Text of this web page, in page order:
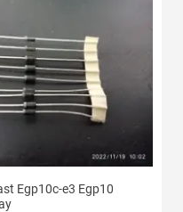
Egp10c-e3 Egp10